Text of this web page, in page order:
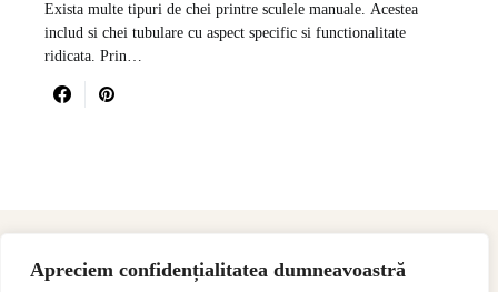
Apreciem confidențialitatea dumneavoastră
Exista multe tipuri de chei printre sculele manuale. Acestea
includ si chei tubulare cu aspect specific si functionalitate
ridicata. Prin…